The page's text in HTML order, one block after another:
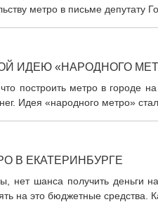
метро в письме депутату
ИДЕЮ «НАРОДНОГО
построить метро в городе
Идея «народного метро»
В ЕКАТЕРИНБУРГЕ
нет шанса получить деньги
на это бюджетные средства.